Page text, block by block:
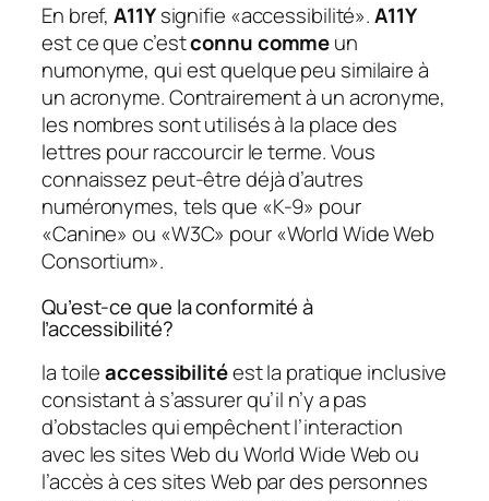
En bref,A11Ysignifie «accessibilité».A11Y
est ce que c’estconnu commeun
numonyme, qui est quelque peu similaire à
un acronyme. Contrairement à un acronyme,
les nombres sont utilisés à la place des
lettres pour raccourcir le terme. Vous
connaissez peut-être déjà d’autres
numéronymes, tels que «K-9» pour
«Canine» ou «W3C» pour «World Wide Web
Consortium».
Qu’est-ce que la conformité à
l’accessibilité?
la toileaccessibilitéest la pratique inclusive
consistant à s’assurer qu’il n’y a pas
d’obstacles qui empêchent l’interaction
avec les sites Web du World Wide Web ou
l’accès à ces sites Web par des personnes